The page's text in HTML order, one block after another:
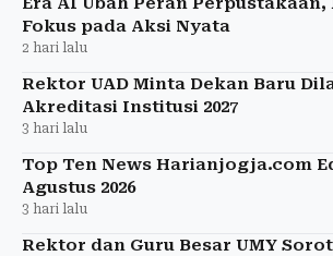
Fokus pada Aksi Nyata
2 hari lalu
Rektor UAD Minta Dekan Baru
Akreditasi Institusi 2027
3 hari lalu
Top Ten News Harianjogja.com
Agustus 2026
3 hari lalu
Rektor dan Guru Besar UMY